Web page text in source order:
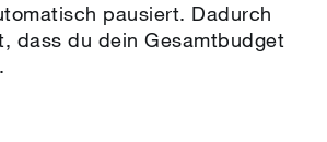
pausiert. Dadurch
dass du dein Gesamtbudget